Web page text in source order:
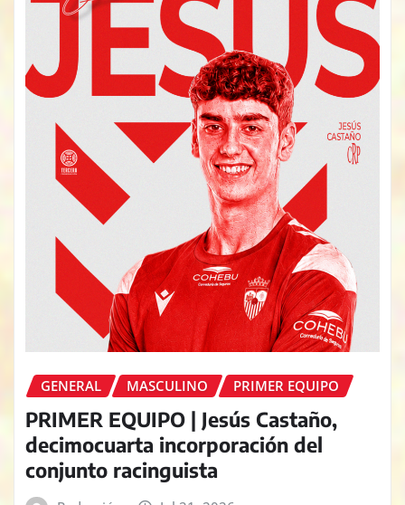
GENERAL MASCULINO PRIMER EQUIPO
PRIMER EQUIPO | Jesús Castaño,
decimocuarta incorporación del
conjunto racinguista